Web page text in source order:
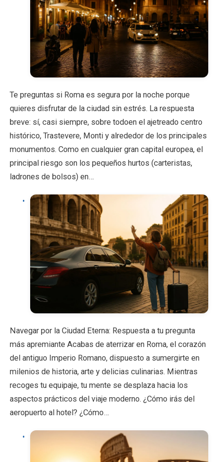
Te preguntas si Roma es segura por la noche porque
quieres disfrutar de la ciudad sin estrés. La respuesta
breve: sí, casi siempre, sobre todoen el ajetreado centro
histórico, Trastevere, Monti y alrededor de los principales
monumentos. Como en cualquier gran capital europea, el
principal riesgo son los pequeños hurtos (carteristas,
ladrones de bolsos) en…
Navegar por la Ciudad Eterna: Respuesta a tu pregunta
más apremiante Acabas de aterrizar en Roma, el corazón
del antiguo Imperio Romano, dispuesto a sumergirte en
milenios de historia, arte y delicias culinarias. Mientras
recoges tu equipaje, tu mente se desplaza hacia los
aspectos prácticos del viaje moderno. ¿Cómo irás del
aeropuerto al hotel? ¿Cómo…